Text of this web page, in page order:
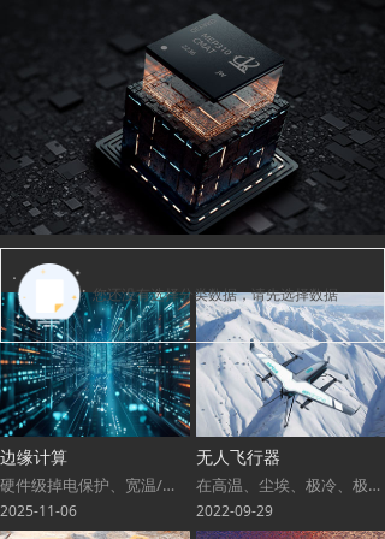
您还没有选择分类数据，请先选择数据
边缘计算
硬件级掉电保护、宽温/超宽温适应、智能销毁、先进热管理等多重技术，强势适配边缘计算等对稳定性要求极高的场景。
2025-11-06
无人飞行器
在高温、尘埃、极冷、极热、冲击、振动等各种严苛的环境下，完整保护及维持无人飞行器高效性能。
2022-09-29